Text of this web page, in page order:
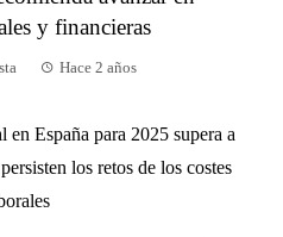
y financieras
Hace 2 años